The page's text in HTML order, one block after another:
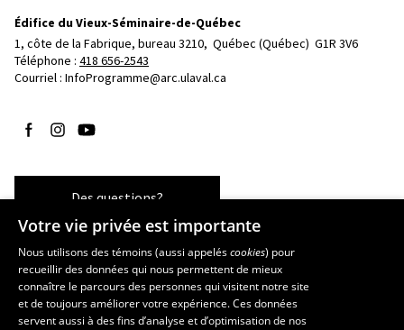
Édifice du Vieux-Séminaire-de-Québec
1, côte de la Fabrique, bureau 3210, Québec (Québec)  G1R 3V6
Téléphone : 418 656-2543
Courriel : InfoProgramme@arc.ulaval.ca
Suivez-nous sur Facebook
Suivez-nous sur Instagram
Suivez-nous sur YouTube
Des questions?
Les écoles et la recherche
École d’art
École supérieure d’aménagement du territoire et de développement
Votre vie privée est importante
Nous utilisons des témoins (aussi appeléscookies) pour
recueillir des données qui nous permettent de mieux
connaître le parcours des personnes qui visitent notre site
et de toujours améliorer votre expérience. Ces données
servent aussi à des fins d’analyse et d’optimisation de nos